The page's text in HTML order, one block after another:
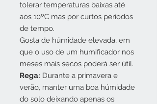
tolerar temperaturas baixas até
aos 10ºC mas por curtos períodos
de tempo.
Gosta de húmidade elevada, em
que o uso de um humificador nos
meses mais secos poderá ser útil.
Rega: Durante a primavera e
verão, manter uma boa húmidade
do solo deixando apenas os